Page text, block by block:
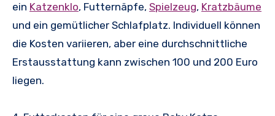
ein Katzenklo, Futternäpfe, Spielzeug, Kratzbäume
und ein gemütlicher Schlafplatz. Individuell können
die Kosten variieren, aber eine durchschnittliche
Erstausstattung kann zwischen 100 und 200 Euro
liegen.